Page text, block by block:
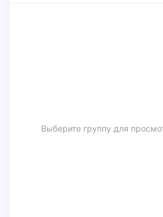
Выберите группу для